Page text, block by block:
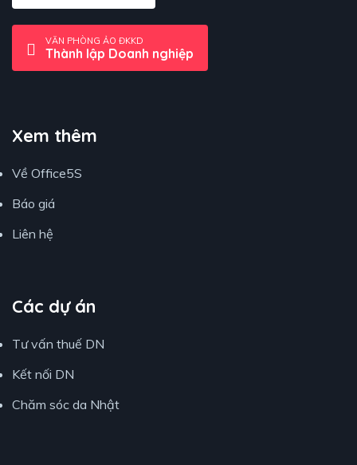
VĂN PHÒNG ẢO ĐKKD
Thành lập Doanh nghiệp
Xem thêm
Về Office5S
Báo giá
Liên hệ
Các dự án
Tư vấn thuế DN
Kết nối DN
Chăm sóc da Nhật